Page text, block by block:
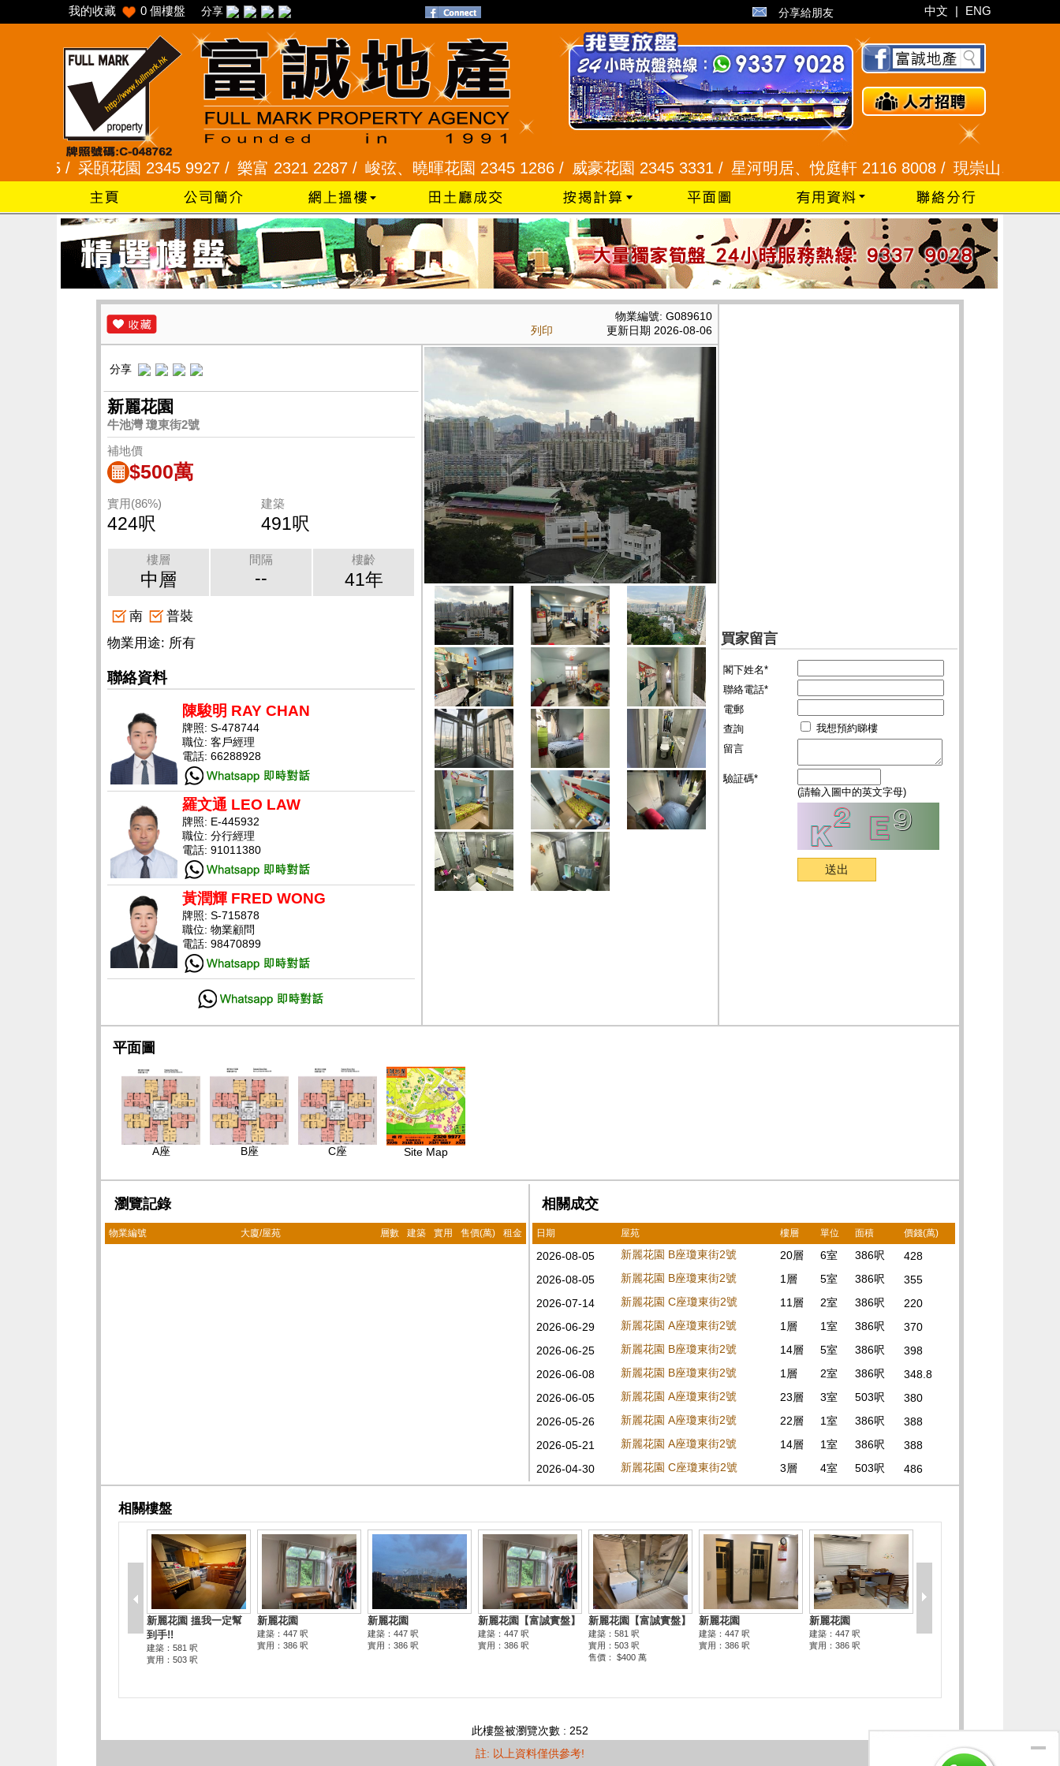
我的收藏 0 個樓盤 分享 分享給朋友 中文 | ENG
采頣花園 2345 9927 /樂富 2321 2287 / 峻弦、曉暉花園 2345 1286 / 威豪花園 2345 3331 /星河明居、悅庭軒 2116 8008 /現崇山、譽港灣
列印
物業編號: G089610
更新日期 2026-08-06
買家留言
閣下姓名*
聯絡電話*
電郵
查詢
我想預約睇樓
留言
驗証碼*
(請輸入圖中的英文字母)
分享
新麗花園
牛池灣 瓊東街2號
補地價
$500萬
實用(86%)
424呎
建築
491呎
樓層
中層
間隔
--
樓齡
41年
南
普裝
物業用途: 所有
聯絡資料
陳駿明 RAY CHAN
牌照: S-478744
職位: 客戶經理
電話: 66288928
羅文通 LEO LAW
牌照: E-445932
職位: 分行經理
電話: 91011380
黃潤輝 FRED WONG
牌照: S-715878
職位: 物業顧問
電話: 98470899
平面圖
A座 B座 C座 Site Map
瀏覽記錄
物業編號 大廈/屋苑 層數 建築 實用 售價(萬) 租金
相關成交
日期 屋苑 樓層 單位 面積 價錢(萬)
2026-08-05 新麗花園 B座瓊東街2號 20層 6室 386呎
428
2026-08-05
新麗花園 B座瓊東街2號 1層 5室 386呎
355
2026-07-14
新麗花園 C座瓊東街2號 11層 2室 386呎
220
2026-06-29
新麗花園 A座瓊東街2號 1層 1室 386呎
370
2026-06-25
新麗花園 B座瓊東街2號 14層 5室 386呎
398
2026-06-08
新麗花園 B座瓊東街2號 1層 2室 386呎
348.8
2026-06-05
新麗花園 A座瓊東街2號 23層 3室 503呎
380
2026-05-26
新麗花園 A座瓊東街2號 22層 1室 386呎
388
2026-05-21
新麗花園 A座瓊東街2號 14層 1室 386呎
388
2026-04-30
新麗花園 C座瓊東街2號 3層 4室 503呎 486
此樓盤被瀏覽次數 : 252
註: 以上資料僅供參考!